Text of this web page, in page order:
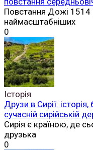
Повстання Дожі 1514
наймасштабніших
0
Історія
Друзи в Сирії:
сучасній сирійській
Сирія є країною, де
друзька
0